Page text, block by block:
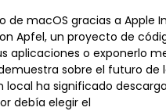
macOS gracias a Apple
Apfel, un proyecto de
aplicaciones o exponerlo
sobre el futuro de
ha significado
debía elegir el